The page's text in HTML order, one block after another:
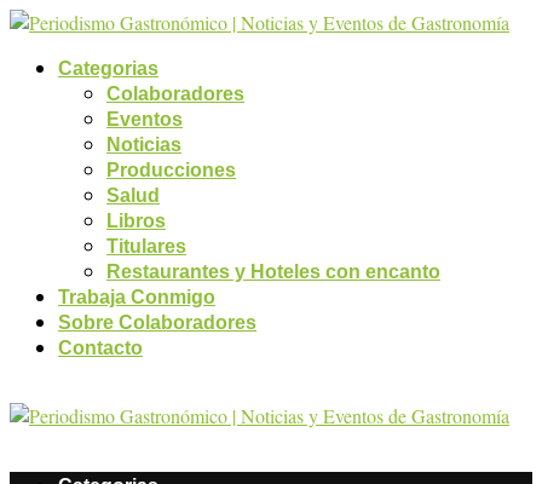
Categorias
Colaboradores
Eventos
Noticias
Producciones
Salud
Libros
Titulares
Restaurantes y Hoteles con encanto
Trabaja Conmigo
Sobre Colaboradores
Contacto